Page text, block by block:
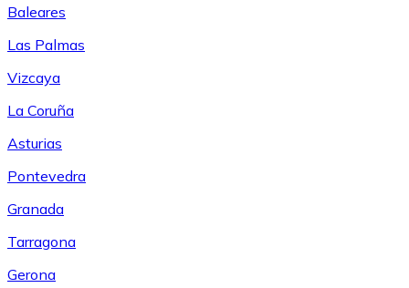
Baleares
Las Palmas
Vizcaya
La Coruña
Asturias
Pontevedra
Granada
Tarragona
Gerona